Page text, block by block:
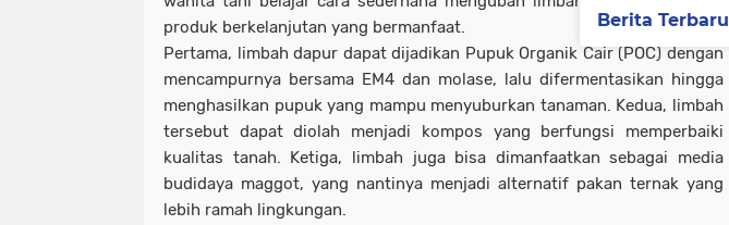
produk berkelanjutan yang bermanfaat.
Pertama, limbah dapur dapat dijadikan Pupuk Organik Cair (POC) dengan
mencampurnya bersama EM4 dan molase, lalu difermentasikan hingga
menghasilkan pupuk yang mampu menyuburkan tanaman. Kedua, limbah
tersebut dapat diolah menjadi kompos yang berfungsi memperbaiki
kualitas tanah. Ketiga, limbah juga bisa dimanfaatkan sebagai media
budidaya maggot, yang nantinya menjadi alternatif pakan ternak yang
lebih ramah lingkungan.
Berita Terbaru